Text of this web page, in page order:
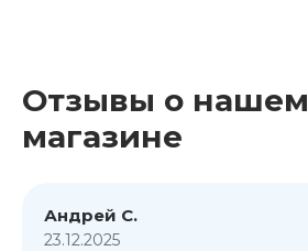
Отзывы о нашем
магазине
Андрей С.
23.12.2025